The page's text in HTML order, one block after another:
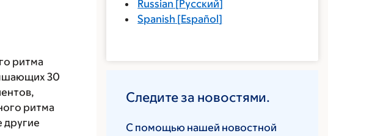
ритма
30
ритма
другие
Russian [Русский]
Spanish [Español]
Следите за новостями.
С помощью нашей новостной